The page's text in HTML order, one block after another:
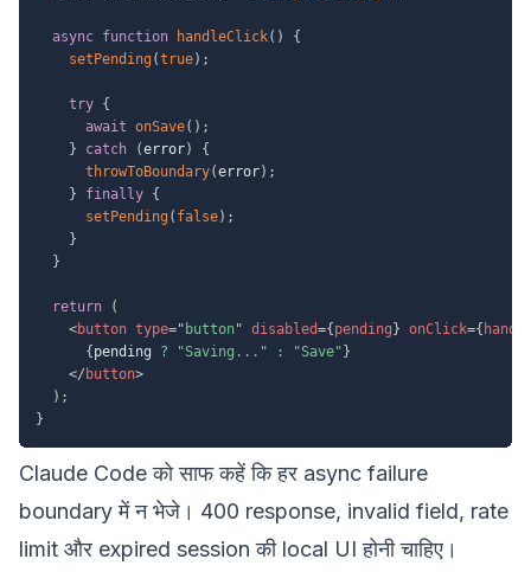
async function handleClick( )
{
setPending (true) ;
try {
await onSave( ) ;
}
catch (error)
{
throwToBoundary(error) ;
}
finally {
setPending ( false) ;
}
}
return
(
<button type=" button" disabled={ pending } onClick={
{ pending ? "Saving..." : "Save" }
</ button>
) ;
}
Claude Code को साफ कहें कि हर async failure
boundary में न भेजे। 400 response, invalid field, rate
limit और expired session की local UI होनी चाहिए।